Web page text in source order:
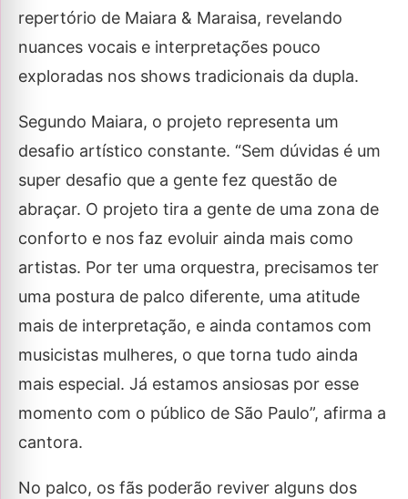
repertório de Maiara & Maraisa, revelando
nuances vocais e interpretações pouco
exploradas nos shows tradicionais da dupla.
Segundo Maiara, o projeto representa um
desafio artístico constante. “Sem dúvidas é um
super desafio que a gente fez questão de
abraçar. O projeto tira a gente de uma zona de
conforto e nos faz evoluir ainda mais como
artistas. Por ter uma orquestra, precisamos ter
uma postura de palco diferente, uma atitude
mais de interpretação, e ainda contamos com
musicistas mulheres, o que torna tudo ainda
mais especial. Já estamos ansiosas por esse
momento com o público de São Paulo”, afirma a
cantora.
No palco, os fãs poderão reviver alguns dos